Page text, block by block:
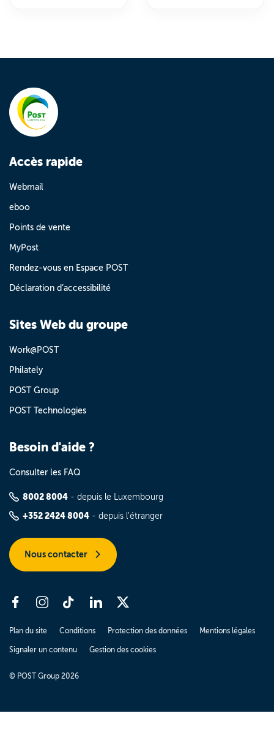
Accès rapide
Webmail
eboo
Points de vente
MyPost
Rendez-vous en Espace POST
Déclaration d’accessibilité
Sites Web du groupe
Work@POST
Philately
POST Group
POST Technologies
Besoin d'aide ?
Consulter les FAQ
8002 8004 - depuis le Luxembourg
+352 2424 8004 - depuis l'étranger
Nous contacter
Plan du site Conditions Protection des données Mentions légales
Signaler un contenu Gestion des cookies
© POST Group 2026